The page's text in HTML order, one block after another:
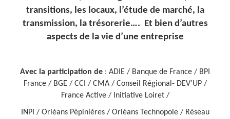
transitions, les locaux, l’étude de marché, la
transmission, la trésorerie…. Et bien d’autres
aspects de la vie d’une entreprise
Avec la participation de : ADIE / Banque de France / BPI
France / BGE / CCI / CMA / Conseil Régional- DEV’UP /
France Active / Initiative Loiret /
INPI / Orléans Pépinières / Orléans Technopole / Réseau